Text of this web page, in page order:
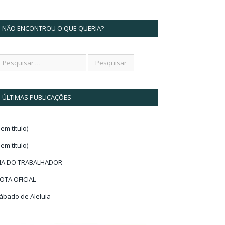
NÃO ENCONTROU O QUE QUERIA?
ÚLTIMAS PUBLICAÇÕES
título)
título)
DO TRABALHADOR
OFICIAL
de Aleluia